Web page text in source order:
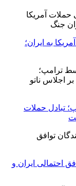
به ایران؛
تبادل حملات
احتمالی ایران و